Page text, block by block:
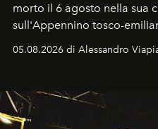
morto il 6 agosto nella sua
sull'Appennino tosco-
05.08.2026 di Alessandro